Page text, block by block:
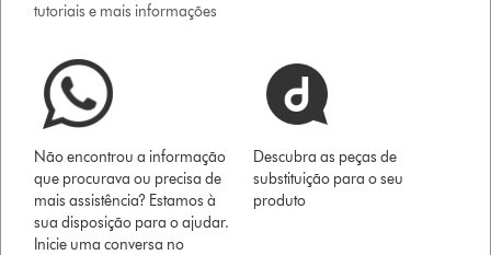
tutoriais e mais informações
Não encontrou a informação
que procurava ou precisa de
mais assistência? Estamos à
sua disposição para o ajudar.
Inicie uma conversa no
Descubra as peças de
substituição para o seu
produto